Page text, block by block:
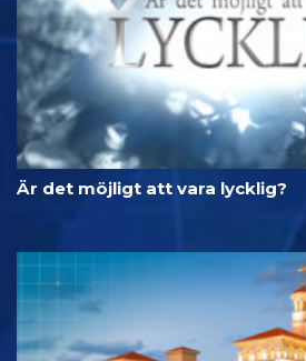
Är det möjligt att vara lycklig?